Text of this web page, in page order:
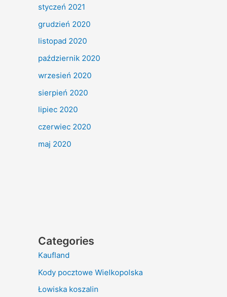
styczeń 2021
grudzień 2020
listopad 2020
październik 2020
wrzesień 2020
sierpień 2020
lipiec 2020
czerwiec 2020
maj 2020
Categories
Kaufland
Kody pocztowe Wielkopolska
Łowiska koszalin